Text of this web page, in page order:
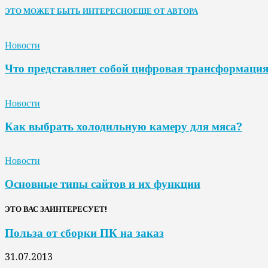
ЭТО МОЖЕТ БЫТЬ ИНТЕРЕСНОЕЩЕ ОТ АВТОРА
Новости
Что представляет собой цифровая
Новости
Как выбрать холодильную камеру для мяса?
Новости
Основные типы сайтов и их функции
ЭТО ВАС ЗАИНТЕРЕСУЕТ!
Польза от сборки ПК на заказ
31.07.2013